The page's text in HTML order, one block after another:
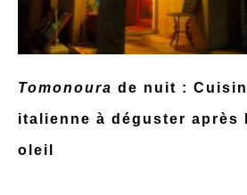
Tomonoura de nuit :
italienne à déguster après
oleil